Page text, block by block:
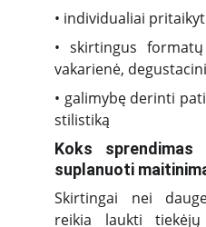
• individualiai
• skirtingus
vakarienė,
• galimybę derinti
stilistiką
Koks sprendimas
suplanuoti
Skirtingai nei
reikia laukti tiekėjų